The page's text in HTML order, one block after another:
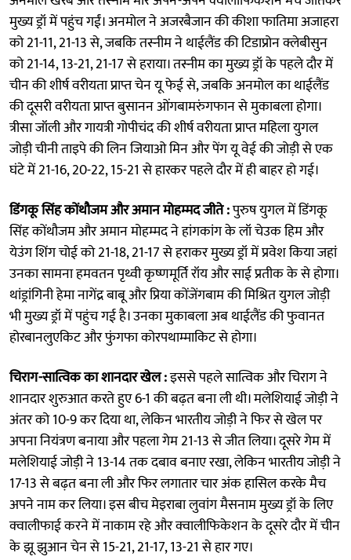
मुख्य ड्रॉ में पहुंच गईं। अनमोल ने अजरबैजान की कीशा फातिमा अजाहरा
को 21-11, 21-13 से, जबकि तस्नीम ने थाईलैंड की टिडाप्रोन क्लेबीसुन
को 21-14, 13-21, 21-17 से हराया। तस्नीम का मुख्य ड्रॉ के पहले दौर में
चीन की शीर्ष वरीयता प्राप्त चेन यू फेई से, जबकि अनमोल का थाईलैंड
की दूसरी वरीयता प्राप्त बुसानन ओंगबामरुंगफान से मुकाबला होगा।
त्रीसा जॉली और गायत्री गोपीचंद की शीर्ष वरीयता प्राप्त महिला युगल
जोड़ी चीनी ताइपे की लिन जियाओ मिन और पेंग यू वेई की जोड़ी से एक
घंटे में 21-16, 20-22, 15-21 से हारकर पहले दौर में ही बाहर हो गई।
डिंगकू सिंह कोंथौजम और अमान मोहम्मद जीते :पुरुष युगल में डिंगकू
सिंह कोंथौजम और अमान मोहम्मद ने हांगकांग के लॉ चेउक हिम और
येउंग शिंग चोई को 21-18, 21-17 से हराकर मुख्य ड्रॉ में प्रवेश किया जहां
उनका सामना हमवतन पृथ्वी कृष्णमूर्ति रॉय और साई प्रतीक के से होगा।
थांड्रांगिनी हेमा नागेंद्र बाबू और प्रिया कोंजेंगबाम की मिश्रित युगल जोड़ी
भी मुख्य ड्रॉ में पहुंच गई है। उनका मुकाबला अब थाईलैंड की फुवानत
होरबानलुएकिट और फुंगफा कोरपथाम्माकिट से होगा।
चिराग-सात्विक का शानदार खेल :इससे पहले सात्विक और चिराग ने
शानदार शुरुआत करते हुए 6-1 की बढ़त बना ली थी। मलेशियाई जोड़ी ने
अंतर को 10-9 कर दिया था, लेकिन भारतीय जोड़ी ने फिर से खेल पर
अपना नियंत्रण बनाया और पहला गेम 21-13 से जीत लिया। दूसरे गेम में
मलेशियाई जोड़ी ने 13-14 तक दबाव बनाए रखा, लेकिन भारतीय जोड़ी ने
17-13 से बढ़त बना ली और फिर लगातार चार अंक हासिल करके मैच
अपने नाम कर लिया। इस बीच मेइराबा लुवांग मैसनाम मुख्य ड्रॉ के लिए
क्वालीफाई करने में नाकाम रहे और क्वालीफिकेशन के दूसरे दौर में चीन
के झू झुआन चेन से 15-21, 21-17, 13-21 से हार गए।